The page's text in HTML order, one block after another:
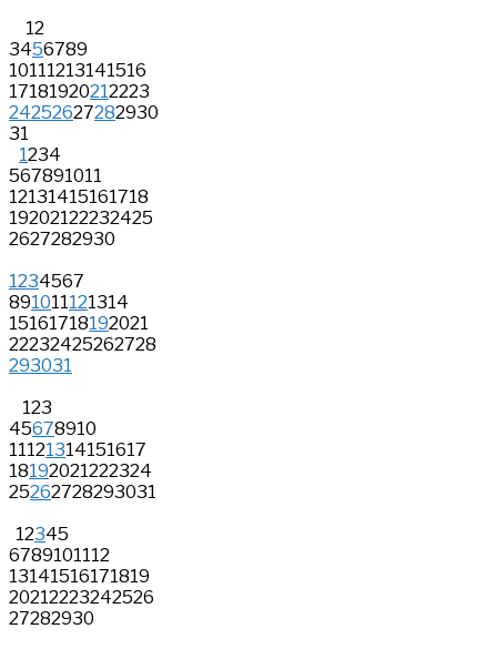
12
3456789
10111213141516
17181920212223
24252627282930
31
1234
567891011
12131415161718
19202122232425
2627282930
1234567
891011121314
15161718192021
22232425262728
293031
123
45678910
11121314151617
18192021222324
25262728293031
12345
6789101112
13141516171819
20212223242526
27282930